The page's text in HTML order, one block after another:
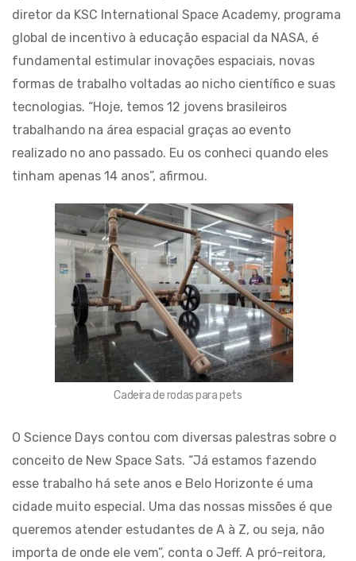
diretor da KSC International Space Academy, programa
global de incentivo à educação espacial da NASA, é
fundamental estimular inovações espaciais, novas
formas de trabalho voltadas ao nicho científico e suas
tecnologias. “Hoje, temos 12 jovens brasileiros
trabalhando na área espacial graças ao evento
realizado no ano passado. Eu os conheci quando eles
tinham apenas 14 anos”, afirmou.
Cadeira de rodas para pets
O Science Days contou com diversas palestras sobre o
conceito de New Space Sats. “Já estamos fazendo
esse trabalho há sete anos e Belo Horizonte é uma
cidade muito especial. Uma das nossas missões é que
queremos atender estudantes de A à Z, ou seja, não
importa de onde ele vem”, conta o Jeff. A pró-reitora,